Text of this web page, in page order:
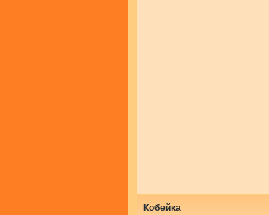
Кобейка